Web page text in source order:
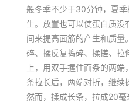
般冬季不少于30分钟，夏
生。放置也可以使蛋白质
间来提高面筋的产生和质量
碎、揉反复捣碎、揉搓、拉
上，用双手握住面条的两端
条拉长后，两端对折，继续
然而，揉成长条，拉成20毫